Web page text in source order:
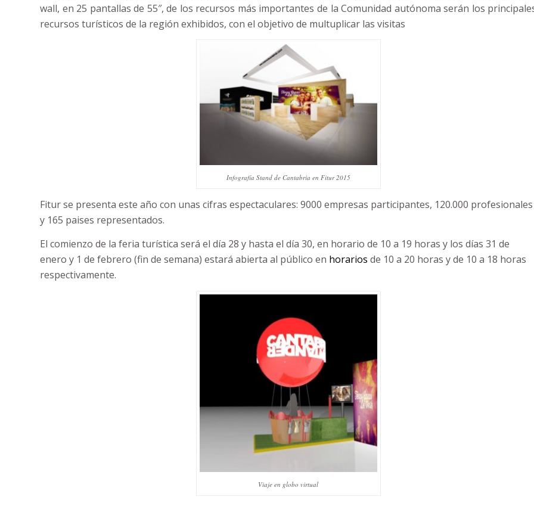
wall, en 25 pantallas de 55″, de los recursos más importantes de la Comunidad autónoma serán los
recursos turísticos de la región exhibidos, con el objetivo de multuplicar las visitas
Infografía Stand de Cantabria en Fitur 2015
Fitur se presenta este año con unas cifras espectaculares: 9000 empresas participantes, 120.000 profesionales
y 165 paises representados.
El comienzo de la feria turística será el día 28 y hasta el día 30, en horario de 10 a 19 horas y los días 31 de
enero y 1 de febrero (fin de semana) estará abierta al público en horarios de 10 a 20 horas y de 10 a 18 horas
respectivamente.
Viaje en globo virtual